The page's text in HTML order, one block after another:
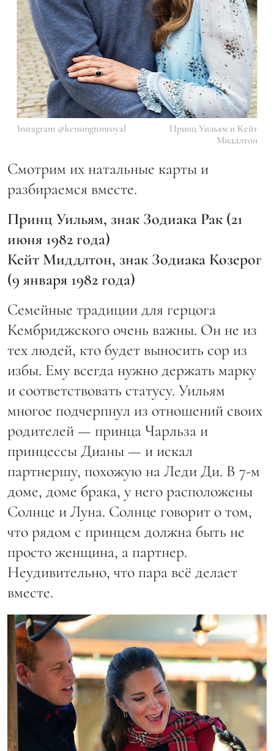
Instagram @kensingtonroyal
Принц Уильям и Кейт
Миддлтон
Смотрим их натальные карты и
разбираемся вместе.
Принц Уильям, знак Зодиака Рак (21
июня 1982 года)
Кейт Миддлтон, знак Зодиака Козерог
(9 января 1982 года)
Семейные традиции для герцога
Кембриджского очень важны. Он не из
тех людей, кто будет выносить сор из
избы. Ему всегда нужно держать марку
и соответствовать статусу. Уильям
многое подчерпнул из отношений своих
родителей — принца Чарльза и
принцессы Дианы — и искал
партнершу, похожую на Леди Ди. В 7-м
доме, доме брака, у него расположены
Солнце и Луна. Солнце говорит о том,
что рядом с принцем должна быть не
просто женщина, а партнер.
Неудивительно, что пара всё делает
вместе.